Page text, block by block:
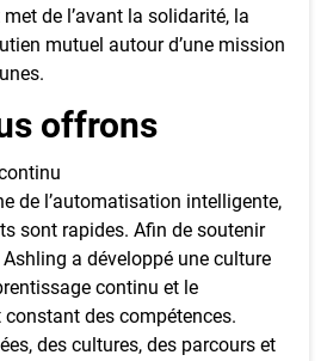
de l’avant la solidarité, la
mutuel autour d’une mission
offrons
de l’automatisation intelligente,
sont rapides. Afin de soutenir
a développé une culture
continu et le
des compétences.
des cultures, des parcours et